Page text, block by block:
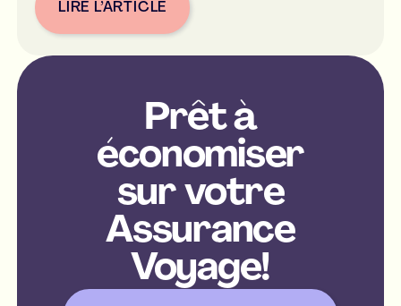
Button Text
LIRE L’ARTICLE
Prêt à
économiser
sur votre
Assurance
Voyage!
OBTENEZ UNE